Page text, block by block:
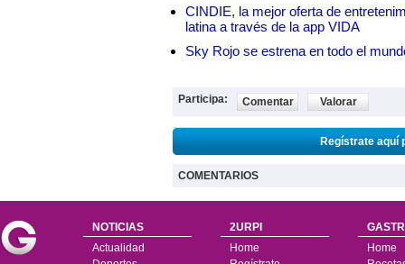
CINDIE, la mejor oferta de
latina a través de la app VIDA
Sky Rojo se estrena en todo el
Participa: Comentar Valorar
Regístrate aquí
COMENTARIOS
NOTICIAS
Actualidad
2URPI
Home
Home